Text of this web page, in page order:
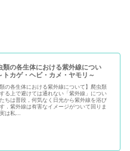
類の各生体における紫外線につい
トカゲ・ヘビ・カメ・ヤモリ～
類の各生体における紫外線について】爬虫類
る上で避けては通れない「紫外線」につい
ちは普段，何気なく日光から紫外線を浴び
．紫外線は有害なイメージがついて回りま
は私...